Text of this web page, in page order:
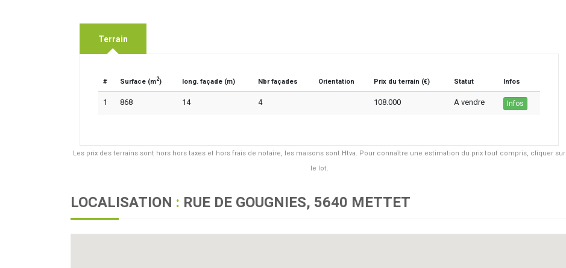
Terrain
# Surface (m2) long. façade (m) Nbr façades Orientation Prix du terrain (€) Statut Infos
1 868 14 4 108.000 A vendre Infos
Les prix des terrains sont hors hors taxes et hors frais de notaire, les maisons sont Htva. Pour connaître une estimation du prix tout compris, cliquer sur
le lot.
LOCALISATION : RUE DE GOUGNIES, 5640 METTET